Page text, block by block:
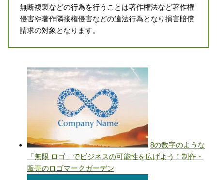
無断複製などの行為を行うことは著作権法など著作権
侵害や著作隣接権侵害などの違法行為となり損害賠償
請求の対象となります。